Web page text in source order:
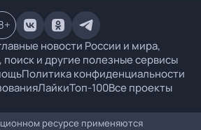
новости России и мира,
поиск и другие полезные сервисы
Политика конфиденциальности
ЛайкиТоп-100Все проекты
+
ресурсе применяются